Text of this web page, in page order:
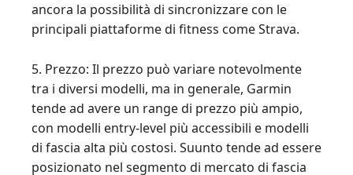
ancora la possibilità di sincronizzare con le
principali piattaforme di fitness come Strava.
5. Prezzo: Il prezzo può variare notevolmente
tra i diversi modelli, ma in generale, Garmin
tende ad avere un range di prezzo più ampio,
con modelli entry-level più accessibili e modelli
di fascia alta più costosi. Suunto tende ad essere
posizionato nel segmento di mercato di fascia